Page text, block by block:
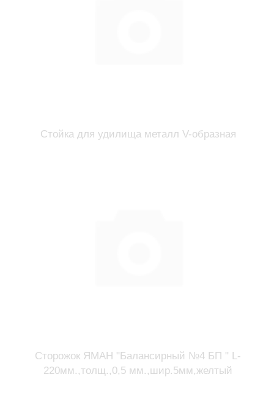
Стойка для удилища металл V-образная
Сторожок ЯМАН "Балансирный №4 БП " L-
220мм.,толщ.,0,5 мм.,шир.5мм,желтый